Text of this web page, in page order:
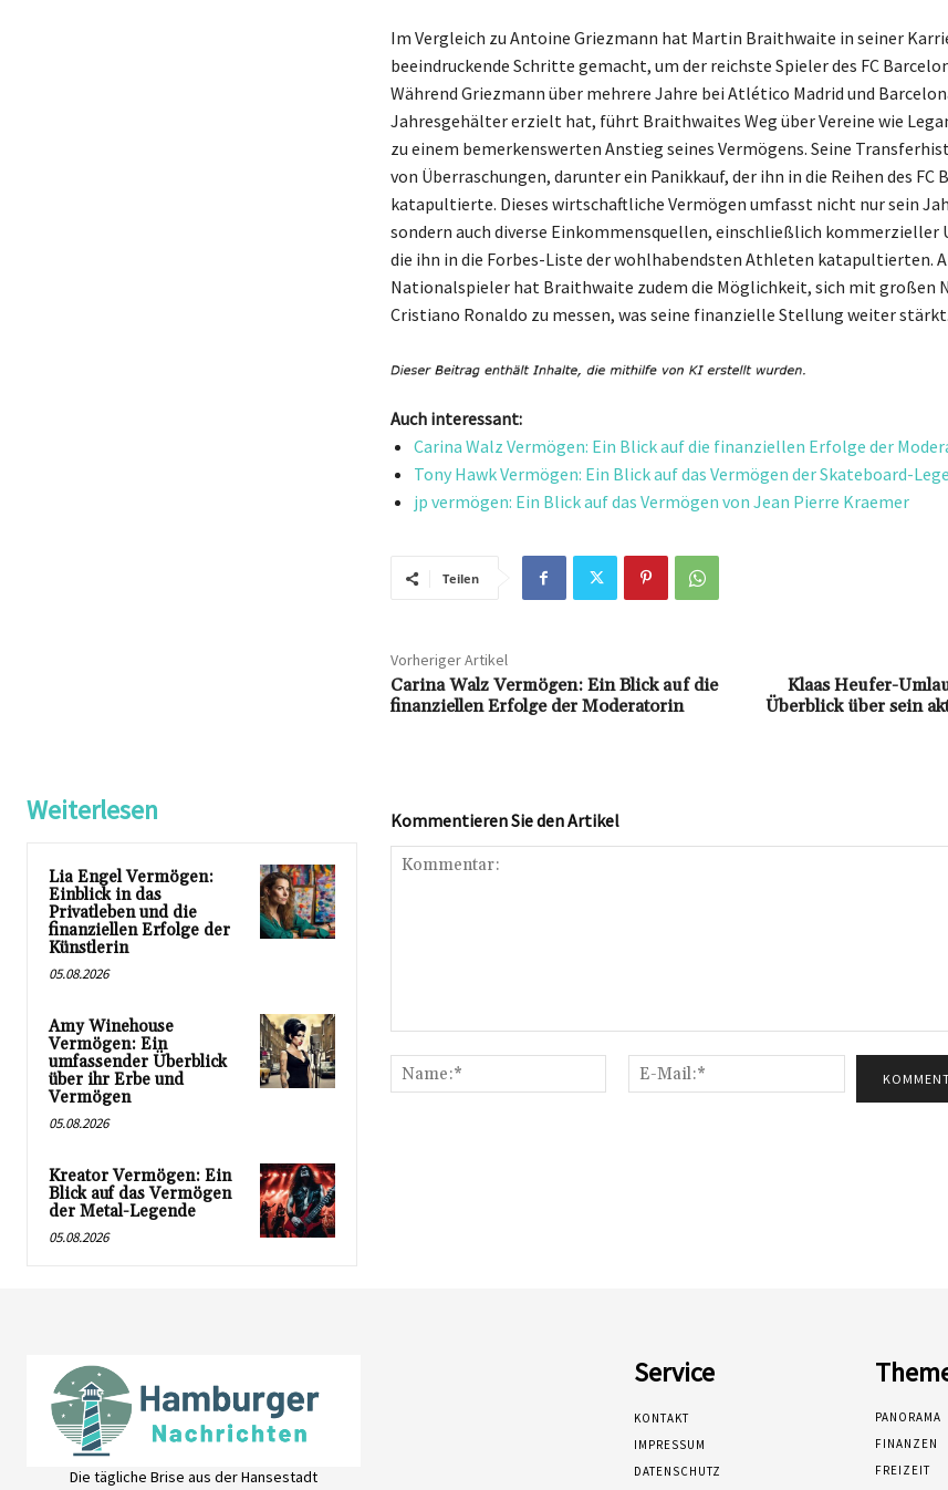
Im Vergleich zu Antoine Griezmann hat Martin Braithwaite in seiner
beeindruckende Schritte gemacht, um der reichste Spieler des FC
Während Griezmann über mehrere Jahre bei Atlético Madrid und
Jahresgehälter erzielt hat, führt Braithwaites Weg über Vereine wie
zu einem bemerkenswerten Anstieg seines Vermögens. Seine
von Überraschungen, darunter ein Panikkauf, der ihn in die Reihen des FC
katapultierte. Dieses wirtschaftliche Vermögen umfasst nicht nur sein
sondern auch diverse Einkommensquellen, einschließlich kommerzieller
die ihn in die Forbes-Liste der wohlhabendsten Athleten katapultierten.
Nationalspieler hat Braithwaite zudem die Möglichkeit, sich mit großen
Cristiano Ronaldo zu messen, was seine finanzielle Stellung weiter stärkt.
Auch interessant:
Carina Walz Vermögen: Ein Blick auf die finanziellen Erfolge der
Tony Hawk Vermögen: Ein Blick auf das Vermögen der Skateboard-
jp vermögen: Ein Blick auf das Vermögen von Jean Pierre Kraemer
Teilen
Vorheriger Artikel
Carina Walz Vermögen: Ein Blick auf die
finanziellen Erfolge der Moderatorin
Klaas Heufer-
Überblick über sein
Weiterlesen
Lia Engel Vermögen:
Einblick in das
Privatleben und die
finanziellen Erfolge der
Künstlerin
05.08.2026
Amy Winehouse
Vermögen: Ein
umfassender Überblick
über ihr Erbe und
Vermögen
05.08.2026
Kreator Vermögen: Ein
Blick auf das Vermögen
der Metal-Legende
05.08.2026
Kommentieren Sie den Artikel
Name:*
Mail:*
Die tägliche Brise aus der Hansestadt
Service
KONTAKT
IMPRESSUM
DATENSCHUTZ
PANORAMA
FINANZEN
FREIZEIT